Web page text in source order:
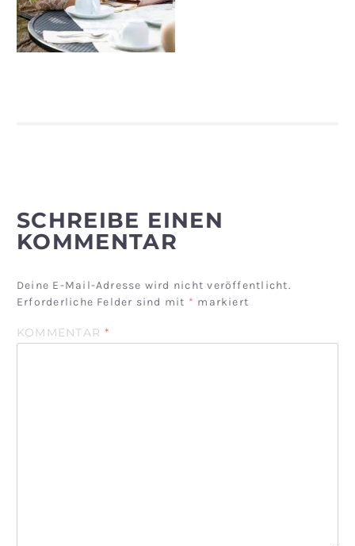
SCHREIBE EINEN
KOMMENTAR
Deine E-Mail-Adresse wird nicht veröffentlicht.
Erforderliche Felder sind mit * markiert
KOMMENTAR*